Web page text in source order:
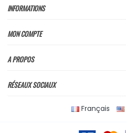
INFORMATIONS
MON COMPTE
A PROPOS
RÉSEAUX SOCIAUX
Français